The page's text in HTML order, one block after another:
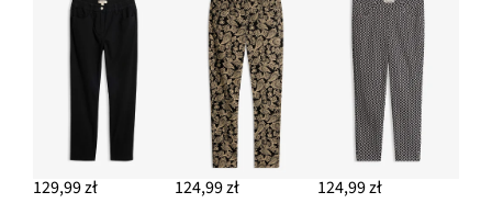
Żakiet z modnie zaznaczonymi ramionami
DODAJ DO KOSZYKA
Sandały na obcasie słupku
117,99 zł
129,99 zł 124,99 zł 124,99 zł